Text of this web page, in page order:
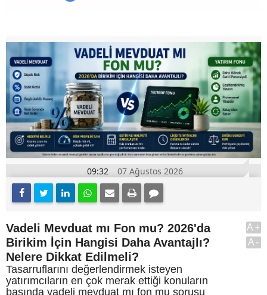
09:32 07 Ağustos 2026
Vadeli Mevduat mı Fon mu? 2026'da
Birikim İçin Hangisi Daha Avantajlı?
Nelere Dikkat Edilmeli?
Tasarruflarını değerlendirmek isteyen
yatırımcıların en çok merak ettiği konuların
başında vadeli mevduat mı fon mu sorusu
A+
A-